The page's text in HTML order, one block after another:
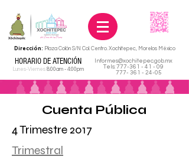
Dirección: Plaza Colón S/N Col. Centro. Xochitepec, Morelos México
HORARIO DE ATENCIÓN
Lunes-Viernes8:00am - 4:00pm
Informes@xochitepec.gob.mx
Tels: 777-361 - 41 - 09
777- 361 - 24-05
Cuenta Pública
4 Trimestre 2017
Trimestral